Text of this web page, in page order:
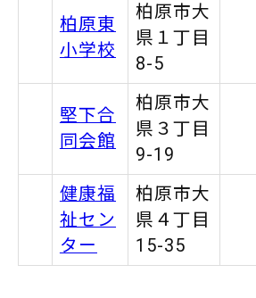
柏原東
小学校
柏原市大
県１丁目
8-5
堅下合
同会館
柏原市大
県３丁目
9-19
健康福
祉セン
ター
柏原市大
県４丁目
15-35